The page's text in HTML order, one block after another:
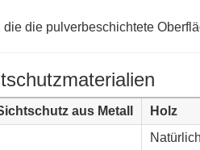
die pulverbeschichtete
aus Metall Holz